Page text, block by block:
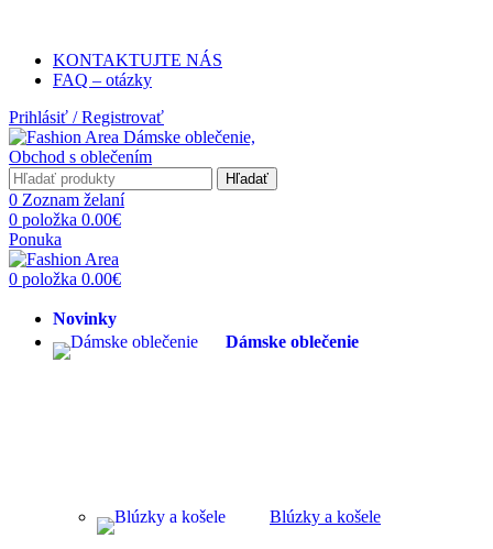
KONTAKTUJTE NÁS
FAQ – otázky
Prihlásiť / Registrovať
Hľadať
0 Zoznam želaní
0 položka 0.00€
Ponuka
0 položka 0.00€
Novinky
Dámske oblečenie
Blúzky a košele